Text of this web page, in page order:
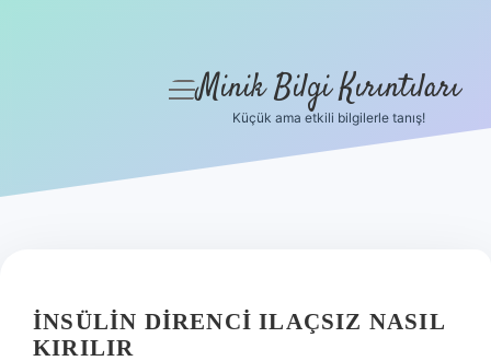
Hakkımızda
menüyü
Minik Bilgi Kırıntıları
Küçük ama etkili bilgilerle tanış!
İNSÜLIN DIRENCI ILAÇSIZ NASIL
KIRILIR